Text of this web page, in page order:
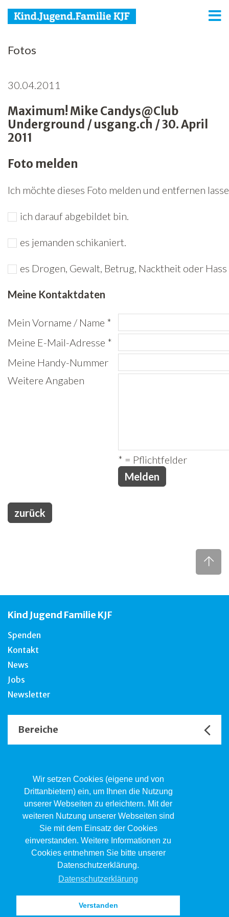
Wir setzen Cookies (eigene und von
Drittanbietern) ein, um Ihnen die Nutzung
unserer Webseiten zu erleichtern. Mit der
weiteren Nutzung unserer Webseiten sind
Sie mit dem Einsatz der Cookies
einverstanden. Weitere Informationen zu
Cookies entnehmen Sie bitte unserer
Datenschutzerklärung.
Datenschutzerklärung
Verstanden
KJF
Jugend
Familie
Media
Agenda
Freiwilligenarbeit
News
Newsletter
Fotos
30.04.2011
Maximum! Mike Candys@Club
Underground / usgang.ch / 30. April
2011
Foto melden
Ich möchte dieses Foto melden und entfernen
ich darauf abgebildet bin.
es jemanden schikaniert.
es Drogen, Gewalt, Betrug, Nacktheit oder
Meine Kontaktdaten
Mein Vorname / Name *
Meine E-Mail-Adresse *
Meine Handy-Nummer
Weitere Angaben
* = Pflichtfelder
zurück
Kind Jugend Familie KJF
Spenden
Kontakt
News
Jobs
Newsletter
Bereiche
Kind.Jugend.Familie KJF
Poststrasse 2, Postfach, 4410 Liestal
061 551 17 77
kjf@jsw.swiss